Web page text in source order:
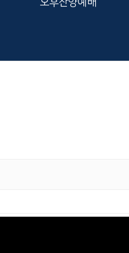
오후찬양예배